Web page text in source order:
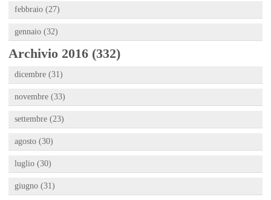
febbraio (27)
gennaio (32)
Archivio 2016 (332)
dicembre (31)
novembre (33)
settembre (23)
agosto (30)
luglio (30)
giugno (31)